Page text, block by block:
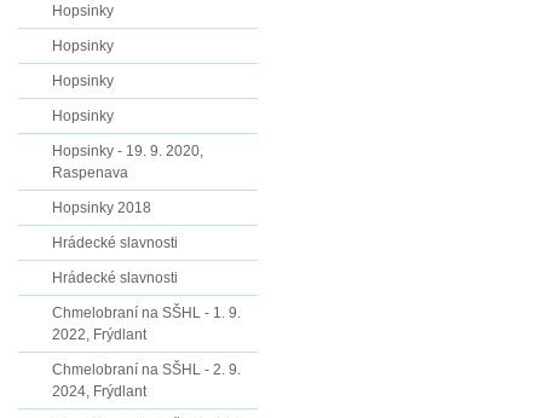
Hopsinky
Hopsinky
Hopsinky
Hopsinky
Hopsinky - 19. 9. 2020,
Raspenava
Hopsinky 2018
Hrádecké slavnosti
Hrádecké slavnosti
Chmelobraní na SŠHL - 1. 9.
2022, Frýdlant
Chmelobraní na SŠHL - 2. 9.
2024, Frýdlant